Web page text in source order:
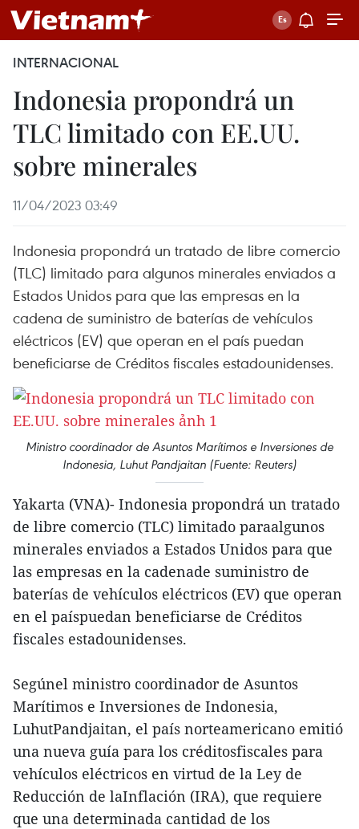
INTERNACIONAL
Indonesia propondrá un
TLC limitado con EE.UU.
sobre minerales
11/04/2023 03:49
Indonesia propondrá un tratado de libre comercio
(TLC) limitado para algunos minerales enviados a
Estados Unidos para que las empresas en la
cadena de suministro de baterías de vehículos
eléctricos (EV) que operan en el país puedan
beneficiarse de Créditos fiscales estadounidenses.
Ministro coordinador de Asuntos Marítimos e Inversiones de
Indonesia, Luhut Pandjaitan (Fuente: Reuters)
Yakarta (VNA)- Indonesia propondrá un tratado
de libre comercio (TLC) limitado paraalgunos
minerales enviados a Estados Unidos para que
las empresas en la cadenade suministro de
baterías de vehículos eléctricos (EV) que operan
en el paíspuedan beneficiarse de Créditos
fiscales estadounidenses.
Segúnel ministro coordinador de Asuntos
Marítimos e Inversiones de Indonesia,
LuhutPandjaitan, el país norteamericano emitió
una nueva guía para los créditosfiscales para
vehículos eléctricos en virtud de la Ley de
Reducción de laInflación (IRA), que requiere
que una determinada cantidad de los